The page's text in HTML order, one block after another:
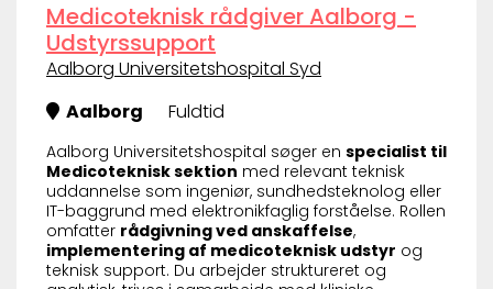
Medicoteknisk rådgiver Aalborg -
Udstyrssupport
Aalborg Universitetshospital Syd
Aalborg
Fuldtid
Aalborg Universitetshospital søger en specialist til
Medicoteknisk sektion med relevant teknisk
uddannelse som ingeniør, sundhedsteknolog eller
IT-baggrund med elektronikfaglig forståelse. Rollen
omfatter rådgivning ved anskaffelse,
implementering af medicoteknisk udstyr og
teknisk support. Du arbejder struktureret og